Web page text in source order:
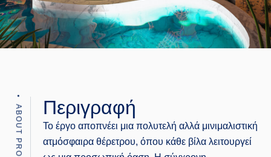
Περιγραφή
Το έργο αποπνέει μια πολυτελή αλλά μινιμαλιστική
ατμόσφαιρα θέρετρου, όπου κάθε βίλα λειτουργεί